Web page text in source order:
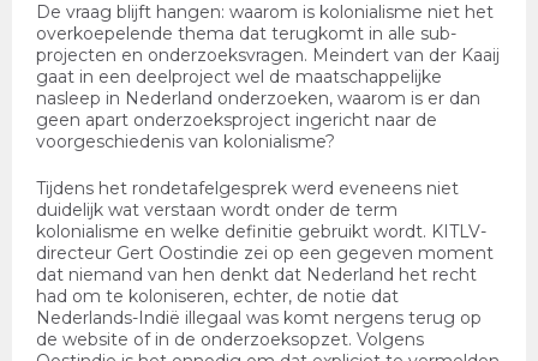
De vraag blijft hangen: waarom is kolonialisme niet het
overkoepelende thema dat terugkomt in alle sub-
projecten en onderzoeksvragen. Meindert van der Kaaij
gaat in een deelproject wel de maatschappelijke
nasleep in Nederland onderzoeken, waarom is er dan
geen apart onderzoeksproject ingericht naar de
voorgeschiedenis van kolonialisme?
Tijdens het rondetafelgesprek werd eveneens niet
duidelijk wat verstaan wordt onder de term
kolonialisme en welke definitie gebruikt wordt. KITLV-
directeur Gert Oostindie zei op een gegeven moment
dat niemand van hen denkt dat Nederland het recht
had om te koloniseren, echter, de notie dat
Nederlands-Indië illegaal was komt nergens terug op
de website of in de onderzoeksopzet. Volgens